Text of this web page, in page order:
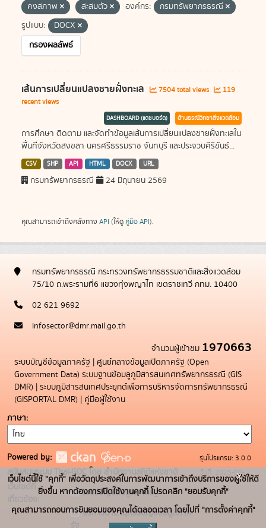
คงสภาพ
สะสมตัว องค์กร:
กรมทรัพยากรธรณี
รูปแบบ:
DOCX
กรองผลลัพธ์
เส้นการเปลี่ยนแปลงชายฝั่งทะเล 7504 total views
119
recent views
DASHBOARD (แดชบอร์ด) ด้านธรณีวิทยาสิ่งแวดล้อม
การศึกษา ติดตาม และจัดทำข้อมูลเส้นการเปลี่ยนแปลงชายฝั่งทะเลใน
พื้นที่จังหวัดสงขลา นครศรีธรรมราช จันทบุรี และประจวบคีรีขันธ์...
CSV SHP API HTML DOCX URL
กรมทรัพยากรธรณี 24 มิถุนายน 2569
คุณสามารถเข้าถึงคลังทาง API (ให้ดู คู่มือ API).
กรมทรัพยากรธรณี กระทรวงทรัพยากรธรรมชาติและสิ่งแวดล้อม
75/10 ถ.พระรามที่6 แขวงทุ่งพญาไท เขตราชเทวี กทม. 10400
02 621 9692
infosector@dmr.mail.go.th
จำนวนผู้เข้าชม 1970663
ระบบบัญชีข้อมูลภาครัฐ | ศูนย์กลางข้อมูลเปิดภาครัฐ (Open
Government Data) ระบบฐานข้อมลูภูมิสารสนเทศทรัพยากรธรณี (GIS
DMR) | ระบบภูมิสารสนเทศประยุกต์เพื่อการบริหารจัดการทรัพยากรธรณี
(GISPORTAL DMR) | คู่มือผู้ใช้งาน
ภาษา
Powered by:
สนับสนุนระบบ Thai-GDC โดย สำนักงานสถิติแห่งชาติ
เว็บไซต์ที่
เกี่ยวข้อง:
ระบบบัญชีข้อมูลภาครัฐ
บริการนามานุกรมบัญชีข้อมูลภาค
รัฐ
รุ่นโปรแกรม: 3.0.0
วันที่: 2025-05-
19
เว็บไซต์นี้ใช้ "คุกกี้" เพื่อวัตถุประสงค์ในการพัฒนาการเข้าถึงบริการของผู้ใช้ให้ดี
ยิ่งขึ้น หากต้องการเปิดใช้งานคุกกี้ โปรดคลิก "ยอมรับคุกกี้"
คุณสามารถถอนการยินยอมของคุณได้ตลอดเวลา โดยไปที่ "การตั้งค่าคุกกี้"
x